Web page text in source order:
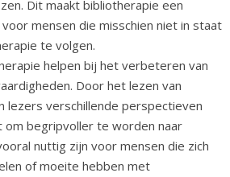
Dit maakt bibliotherapie een
mensen die misschien niet in staat
te volgen.
helpen bij het verbeteren van
Door het lezen van
lezers verschillende perspectieven
om begripvoller te worden naar
nuttig zijn voor mensen die zich
of moeite hebben met